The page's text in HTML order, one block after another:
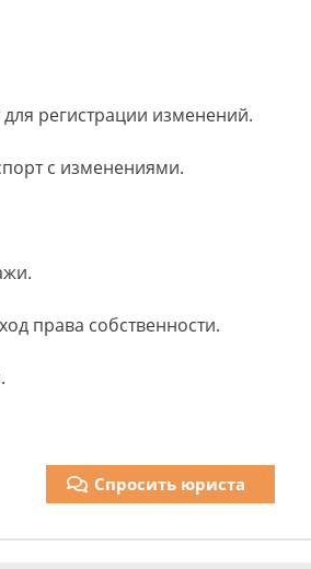
регистрации изменений.
с изменениями.
права собственности.
Спросить юриста